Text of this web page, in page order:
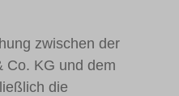
zwischen der
Co. KG und dem
die